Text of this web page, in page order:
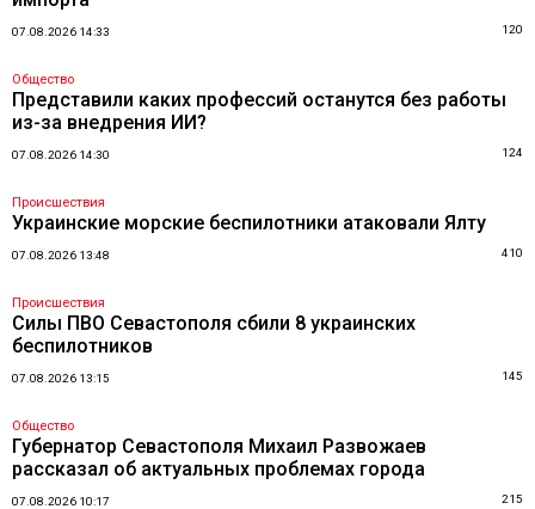
07.08.2026 14:33 120
Общество
Представили каких профессий останутся без работы
из-за внедрения ИИ?
07.08.2026 14:30 124
Происшествия
Украинские морские беспилотники атаковали Ялту
07.08.2026 13:48 410
Происшествия
Силы ПВО Севастополя сбили 8 украинских
беспилотников
07.08.2026 13:15 145
Общество
Губернатор Севастополя Михаил Развожаев
рассказал об актуальных проблемах города
07.08.2026 10:17 215